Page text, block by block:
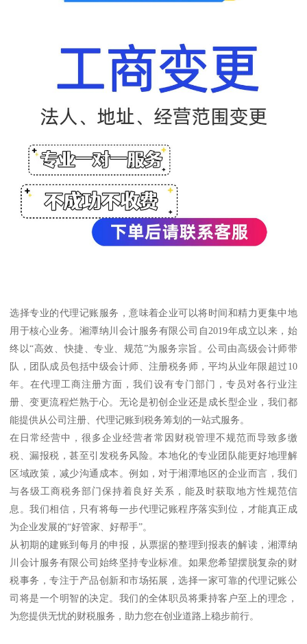
选择专业的代理记账服务，意味着企业可以将时间和精力更集中地
用于核心业务。湘潭纳川会计服务有限公司自2019年成立以来，始
终以“高效、快捷、专业、规范”为服务宗旨。公司由高级会计师带
队，团队成员包括中级会计师、注册税务师，平均从业年限超过10
年。在代理工商注册方面，我们设有专门部门，专员对各行业注
册、变更流程烂熟于心。无论是初创企业还是成长型企业，我们都
能提供从公司注册、代理记账到税务筹划的一站式服务。
在日常经营中，很多企业经营者常因财税管理不规范而导致多缴
税、漏报税，甚至引发税务风险。本地化的专业团队能更好地理解
区域政策，减少沟通成本。例如，对于湘潭地区的企业而言，我们
与各级工商税务部门保持着良好关系，能及时获取地方性规范信
息。我们相信，只有将每一步代理记账程序落实到位，才能真正成
为企业发展的“好管家、好帮手”。
从初期的建账到每月的申报，从票据的整理到报表的解读，湘潭纳
川会计服务有限公司始终坚持专业标准。如果您希望摆脱复杂的财
税事务，专注于产品创新和市场拓展，选择一家可靠的代理记账公
司将是一个明智的决定。我们的全体职员将秉持客户至上的理念，
为您提供无忧的财税服务，助力您在创业道路上稳步前行。